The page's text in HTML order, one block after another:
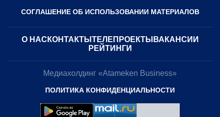
СОГЛАШЕНИЕ ОБ ИСПОЛЬЗОВАНИИ МАТЕРИАЛОВ
О НАС КОНТАКТЫ ТЕЛЕПРОЕКТЫ ВАКАНСИИ
РЕЙТИНГИ
Медиахолдинг «Atameken Business»
ПОЛИТИКА КОНФИДЕНЦИАЛЬНОСТИ